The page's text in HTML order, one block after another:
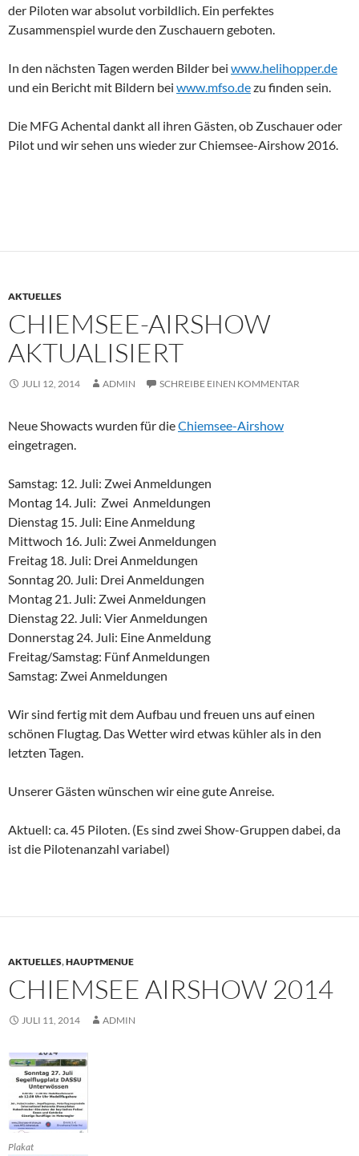
der Piloten war absolut vorbildlich. Ein perfektes
Zusammenspiel wurde den Zuschauern geboten.
In den nächsten Tagen werden Bilder bei www.helihopper.de
und ein Bericht mit Bildern bei www.mfso.dezu finden sein.
Die MFG Achental dankt all ihren Gästen, ob Zuschauer oder
Pilot und wir sehen uns wieder zur Chiemsee-Airshow 2016.
AKTUELLES
CHIEMSEE-AIRSHOW
AKTUALISIERT
JULI 12, 2014 ADMIN SCHREIBE EINEN KOMMENTAR
Neue Showacts wurden für dieChiemsee-Airshow
eingetragen.
Samstag: 12. Juli: Zwei Anmeldungen
Montag 14. Juli: Zwei Anmeldungen
Dienstag 15. Juli: Eine Anmeldung
Mittwoch 16. Juli: Zwei Anmeldungen
Freitag 18. Juli: Drei Anmeldungen
Sonntag 20. Juli: Drei Anmeldungen
Montag 21. Juli: Zwei Anmeldungen
Dienstag 22. Juli: Vier Anmeldungen
Donnerstag 24. Juli: Eine Anmeldung
Freitag/Samstag: Fünf Anmeldungen
Samstag: Zwei Anmeldungen
Wir sind fertig mit dem Aufbau und freuen uns auf einen
schönen Flugtag. Das Wetter wird etwas kühler als in den
letzten Tagen.
Unserer Gästen wünschen wir eine gute Anreise.
Aktuell: ca. 45 Piloten. (Es sind zwei Show-Gruppen dabei, da
ist die Pilotenanzahl variabel)
AKTUELLES,HAUPTMENUE
CHIEMSEE AIRSHOW 2014
JULI 11, 2014 ADMIN
Plakat